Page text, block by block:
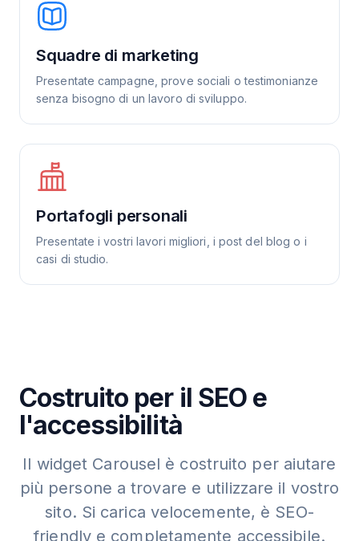
Squadre di marketing
Presentate campagne, prove sociali o testimonianze
senza bisogno di un lavoro di sviluppo.
Portafogli personali
Presentate i vostri lavori migliori, i post del blog o i
casi di studio.
Costruito per il SEO e
l'accessibilità
Il widget Carousel è costruito per aiutare
più persone a trovare e utilizzare il vostro
sito. Si carica velocemente, è SEO-
friendly e completamente accessibile.